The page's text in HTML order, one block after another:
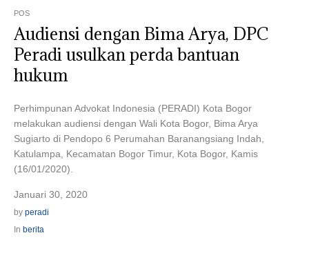
POS
Audiensi dengan Bima Arya, DPC
Peradi usulkan perda bantuan
hukum
Perhimpunan Advokat Indonesia (PERADI) Kota Bogor
melakukan audiensi dengan Wali Kota Bogor, Bima Arya
Sugiarto di Pendopo 6 Perumahan Baranangsiang Indah,
Katulampa, Kecamatan Bogor Timur, Kota Bogor, Kamis
(16/01/2020).
Januari 30, 2020
by peradi
In berita